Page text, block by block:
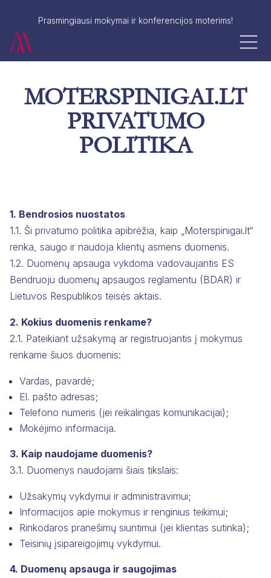
Prasmingiausi mokymai ir konferencijos moterims!
MOTERSPINIGAI.LT
PRIVATUMO
POLITIKA
1. Bendrosios nuostatos
1.1. Ši privatumo politika apibrėžia, kaip „Moterspinigai.lt“
renka, saugo ir naudoja klientų asmens duomenis.
1.2. Duomenų apsauga vykdoma vadovaujantis ES
Bendruoju duomenų apsaugos reglamentu (BDAR) ir
Lietuvos Respublikos teisės aktais.
2. Kokius duomenis renkame?
2.1. Pateikiant užsakymą ar registruojantis į mokymus
renkame šiuos duomenis:
Vardas, pavardė;
El. pašto adresas;
Telefono numeris (jei reikalingas komunikacijai);
Mokėjimo informacija.
3. Kaip naudojame duomenis?
3.1. Duomenys naudojami šiais tikslais:
Užsakymų vykdymui ir administravimui;
Informacijos apie mokymus ir renginius teikimui;
Rinkodaros pranešimų siuntimui (jei klientas sutinka);
Teisinių įsipareigojimų vykdymui.
4. Duomenų apsauga ir saugojimas